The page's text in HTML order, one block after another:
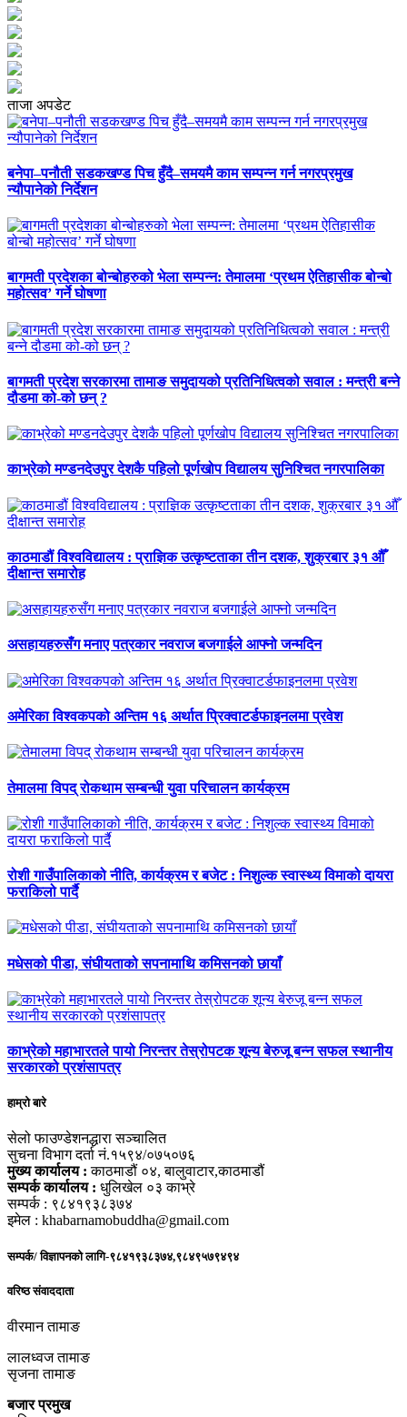
ताजा अपडेट
बनेपा–पनौती सडकखण्ड पिच हुँदै–समयमै काम सम्पन्न गर्न नगरप्रमुख
न्यौपानेको निर्देशन
बागमती प्रदेशका बोन्बोहरुको भेला सम्पन्न: तेमालमा ‘प्रथम ऐतिहासीक बोन्बो
महोत्सव’ गर्ने घोषणा
बागमती प्रदेश सरकारमा तामाङ समुदायको प्रतिनिधित्वको सवाल : मन्त्री बन्ने
दौडमा को‐को छन् ?
काभ्रेको मण्डनदेउपुर देशकै पहिलो पूर्णखोप विद्यालय सुनिश्चित नगरपालिका
काठमाडौं विश्वविद्यालय : प्राज्ञिक उत्कृष्टताका तीन दशक, शुक्रबार ३१ औँ
दीक्षान्त समारोह
असहायहरुसँग मनाए पत्रकार नवराज बजगाईले आफ्नो जन्मदिन
अमेरिका विश्वकपको अन्तिम १६ अर्थात प्रिक्वाटर्डफाइनलमा प्रवेश
तेमालमा विपद् रोकथाम सम्बन्धी युवा परिचालन कार्यक्रम
रोशी गाउँपालिकाको नीति, कार्यक्रम र बजेट : निशुल्क स्वास्थ्य विमाको दायरा
फराकिलो पार्दै
मधेसको पीडा, संघीयताको सपनामाथि कमिसनको छायाँ
काभ्रेको महाभारतले पायो निरन्तर तेस्रोपटक शून्य बेरुजू बन्न सफल स्थानीय
सरकारको प्रशंसापत्र
हाम्रो बारे
सेलो फाउण्डेशनद्धारा सञ्चालित
सुचना विभाग दर्ता नं.१५९४/०७५०७६
मुख्य कार्यालय : काठमाडौं ०४, बालुवाटार,काठमाडौं
सम्पर्क कार्यालय : धुलिखेल ०३ काभ्रे
सम्पर्क : ९८४१९३८३७४
इमेल : khabarnamobuddha@gmail.com
सम्पर्क/ विज्ञापनको लागि-९८४१९३८३७४,९८४९५७९४९४
वरिष्ठ संवाददाता
वीरमान तामाङ
लालध्वज तामाङ
सृजना तामाङ
बजार प्रमुख